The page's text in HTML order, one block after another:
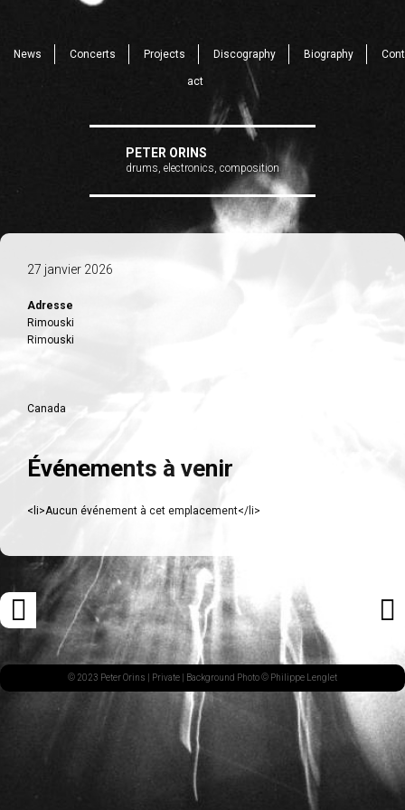
News Concerts Projects Discography Biography Cont
act
PETER ORINS
drums, electronics, composition
27 janvier 2026
Adresse
Rimouski
Rimouski
Canada
Événements à venir
<li>Aucun événement à cet emplacement</li>
Navigation
des
articles
ARTICLE
PRÉCÉDENT© 2023 Peter Orins | Private | Background Photo © Philippe Lenglet